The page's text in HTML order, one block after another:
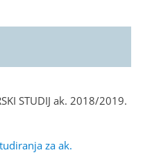
STUDIJ ak. 2018/2019.
za ak.